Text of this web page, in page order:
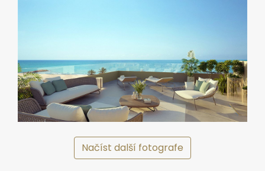
Načíst další fotografe